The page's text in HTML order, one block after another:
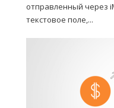
отправленный через
текстовое поле,...